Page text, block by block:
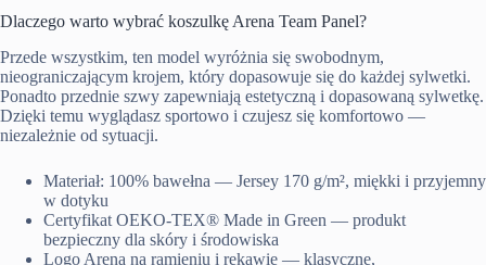
Dlaczego warto wybrać koszulkę Arena Team Panel?
Przede wszystkim, ten model wyróżnia się swobodnym,
nieograniczającym krojem, który dopasowuje się do każdej sylwetki.
Ponadto przednie szwy zapewniają estetyczną i dopasowaną sylwetkę.
Dzięki temu wyglądasz sportowo i czujesz się komfortowo —
niezależnie od sytuacji.
Materiał: 100% bawełna — Jersey 170 g/m², miękki i przyjemny
w dotyku
Certyfikat OEKO-TEX® Made in Green — produkt
bezpieczny dla skóry i środowiska
Logo Arena na ramieniu i rękawie — klasyczne,